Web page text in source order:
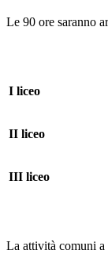
Le 90 ore saranno
I liceo
II liceo
III liceo
La attività comuni a